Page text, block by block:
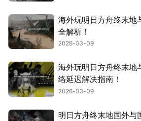
海外玩明日方舟终末地
全解析！
2026-03-09
海外玩明日方舟终末地
络延迟解决指南！
2026-03-09
明日方舟终末地国外与